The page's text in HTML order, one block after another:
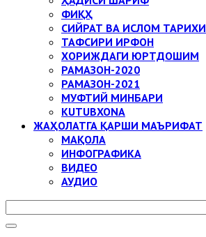
ФИҚҲ
СИЙРАТ ВА ИСЛОМ ТАРИХИ
ТАФСИРИ ИРФОН
ХОРИЖДАГИ ЮРТДОШИМ
РАМАЗОН-2020
РАМАЗОН-2021
МУФТИЙ МИНБАРИ
KUTUBXONA
ЖАҲОЛАТГА ҚАРШИ МАЪРИФАТ
МАҚОЛА
ИНФОГРАФИКА
ВИДЕО
АУДИО